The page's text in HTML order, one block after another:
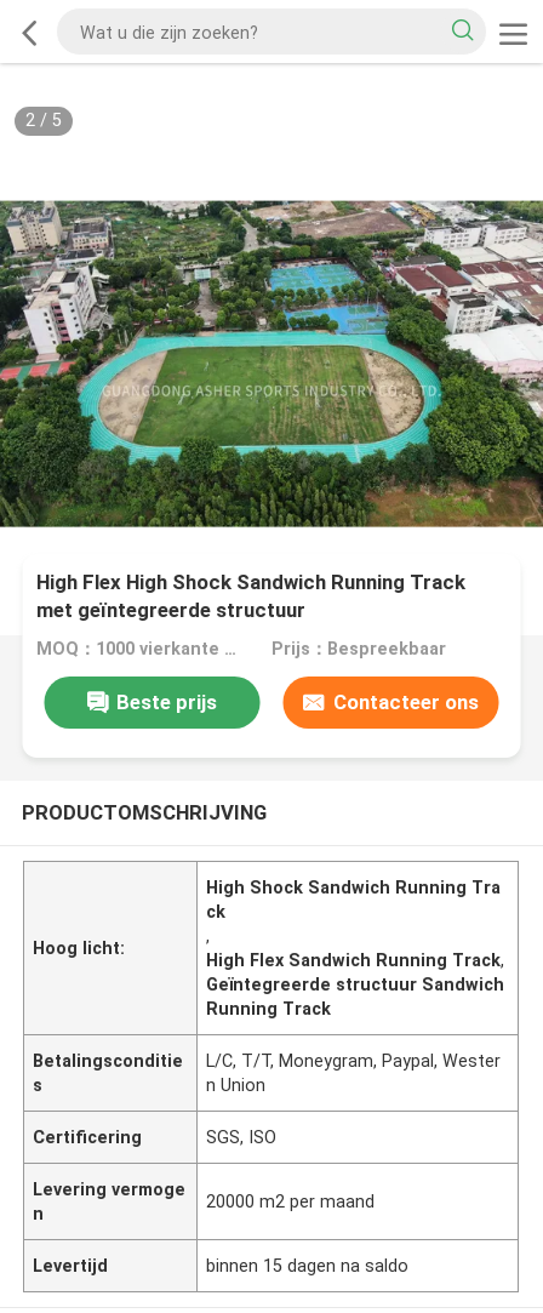
2/ 5
High Flex High Shock Sandwich Running Track
met geïntegreerde structuur
MOQ：1000 vierkante meter Prijs：Bespreekbaar
Beste prijs Contacteer ons
PRODUCTOMSCHRIJVING
Hoog licht:
High Shock Sandwich Running Tra
ck
,
High Flex Sandwich Running Track,
Geïntegreerde structuur Sandwich
Running Track
Betalingsconditie
s
L/C, T/T, Moneygram, Paypal, Wester
n Union
Certificering SGS, ISO
Levering vermoge
n
20000 m2 per maand
Levertijd binnen 15 dagen na saldo